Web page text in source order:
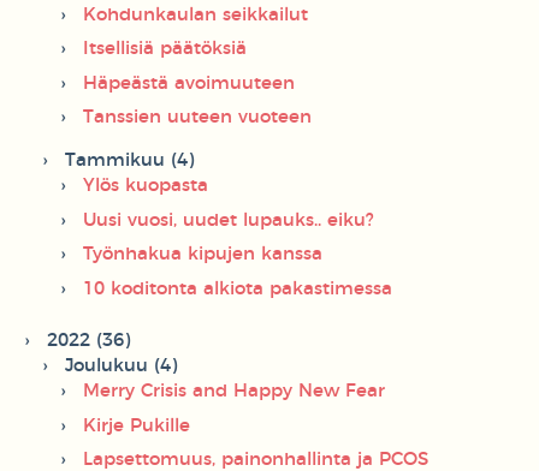
Kohdunkaulan seikkailut
Itsellisiä päätöksiä
Häpeästä avoimuuteen
Tanssien uuteen vuoteen
Tammikuu (4)
Ylös kuopasta
Uusi vuosi, uudet lupauks.. eiku?
Työnhakua kipujen kanssa
10 koditonta alkiota pakastimessa
2022 (36)
Joulukuu (4)
Merry Crisis and Happy New Fear
Kirje Pukille
Lapsettomuus, painonhallinta ja PCOS